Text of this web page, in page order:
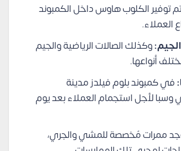
توفير الكلوب هاوس داخل الكمبوند
العملاء.
وكذلك الصالات الرياضية والجيم
أنواعها.
في كمبوند بلوم فيلدز مدينة
وسبا لأجل استجمام العملاء بعد يوم
ممرات مُخصصة للمشي والجري،